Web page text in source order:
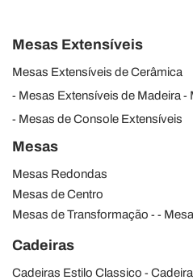
Mesas Extensíveis
Mesas Extensíveis de Cerâmica
Mesas Extensíveis de Madeira
Mesas de Console Extensíveis
Mesas
Mesas Redondas
Mesas de Centro
Mesas de Transformação
Cadeiras
Cadeiras Estilo Classico